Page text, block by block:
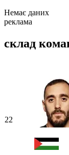
Немає даних
реклама
склад
22